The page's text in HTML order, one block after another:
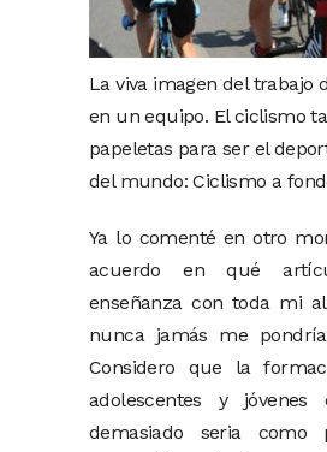
La viva imagen del trabajo
en un equipo. El ciclismo
papeletas para ser el
del mundo: Ciclismo a
Ya lo comenté en otro
acuerdo en qué
enseñanza con toda mi
nunca jamás me
Considero que la
adolescentes y
demasiado seria